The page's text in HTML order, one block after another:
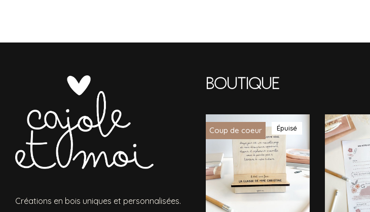
Créations en bois uniques et personnalisées.
Boutique
Coup de coeur Épuisé